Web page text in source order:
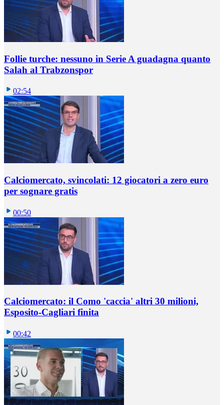
Follie turche: nessuno in Serie A guadagna quanto
Salah al Trabzonspor
02:54
Calciomercato, svincolati: 12 giocatori a zero euro
per sognare gratis
00:50
Calciomercato: il Como 'caccia' altri 30 milioni,
Esposito-Cagliari finita
00:42